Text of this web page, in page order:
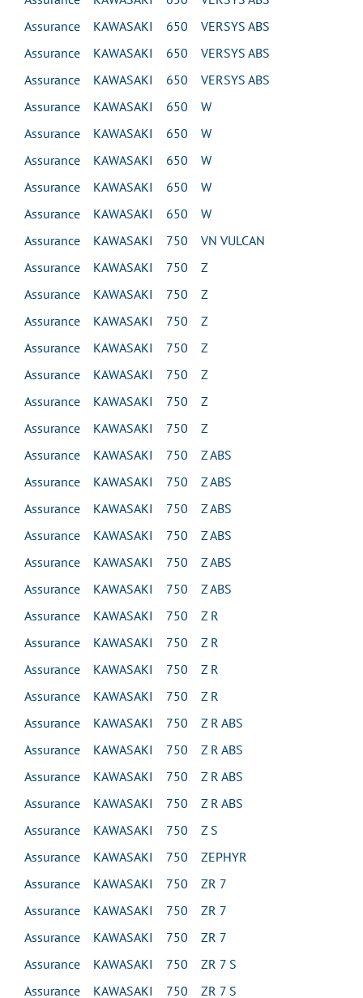
Assurance KAWASAKI 650 VERSYS ABS
Assurance KAWASAKI 650 VERSYS ABS
Assurance KAWASAKI 650 VERSYS ABS
Assurance KAWASAKI 650 W
Assurance KAWASAKI 650 W
Assurance KAWASAKI 650 W
Assurance KAWASAKI 650 W
Assurance KAWASAKI 650 W
Assurance KAWASAKI 750 VN VULCAN
Assurance KAWASAKI 750 Z
Assurance KAWASAKI 750 Z
Assurance KAWASAKI 750 Z
Assurance KAWASAKI 750 Z
Assurance KAWASAKI 750 Z
Assurance KAWASAKI 750 Z
Assurance KAWASAKI 750 Z
Assurance KAWASAKI 750 Z ABS
Assurance KAWASAKI 750 Z ABS
Assurance KAWASAKI 750 Z ABS
Assurance KAWASAKI 750 Z ABS
Assurance KAWASAKI 750 Z ABS
Assurance KAWASAKI 750 Z ABS
Assurance KAWASAKI 750 Z R
Assurance KAWASAKI 750 Z R
Assurance KAWASAKI 750 Z R
Assurance KAWASAKI 750 Z R
Assurance KAWASAKI 750 Z R ABS
Assurance KAWASAKI 750 Z R ABS
Assurance KAWASAKI 750 Z R ABS
Assurance KAWASAKI 750 Z R ABS
Assurance KAWASAKI 750 Z S
Assurance KAWASAKI 750 ZEPHYR
Assurance KAWASAKI 750 ZR 7
Assurance KAWASAKI 750 ZR 7
Assurance KAWASAKI 750 ZR 7
Assurance KAWASAKI 750 ZR 7 S
Assurance KAWASAKI 750 ZR 7 S